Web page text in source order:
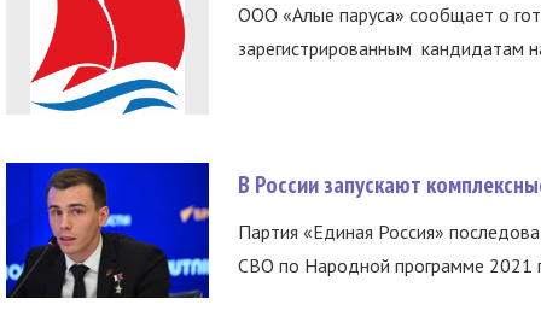
ООО «Алые паруса» сообщает о
зарегистрированным кандидатам
В России запускают
Партия «Единая Россия»
СВО по Народной программе 2021